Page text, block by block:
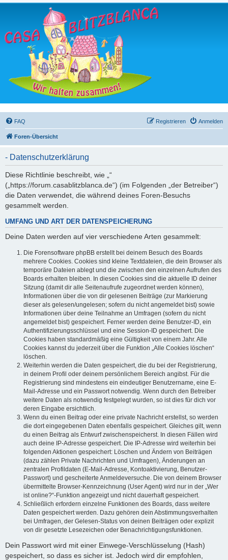
FAQ Anmelden
Registrieren
Foren-Übersicht
- Datenschutzerklärung
Diese Richtlinie beschreibt, wie „“
(„https://forum.casablitzblanca.de“) (im Folgenden „der Betreiber“)
die Daten verwendet, die während deines Foren-Besuchs
gesammelt werden.
UMFANG UND ART DER DATENSPEICHERUNG
Deine Daten werden auf vier verschiedene Arten gesammelt:
Die Forensoftware phpBB erstellt bei deinem Besuch des Boards
mehrere Cookies. Cookies sind kleine Textdateien, die dein Browser als
temporäre Dateien ablegt und die zwischen den einzelnen Aufrufen des
Boards erhalten bleiben. In diesen Cookies sind die aktuelle ID deiner
Sitzung (damit dir alle Seitenaufrufe zugeordnet werden können),
Informationen über die von dir gelesenen Beiträge (zur Markierung
dieser als gelesen/ungelesen; sofern du nicht angemeldet bist) sowie
Informationen über deine Teilnahme an Umfragen (sofern du nicht
angemeldet bist) gespeichert. Ferner werden deine Benutzer-ID, ein
Authentifizierungsschlüssel und eine Session-ID gespeichert. Die
Cookies haben standardmäßig eine Gültigkeit von einem Jahr. Alle
Cookies kannst du jederzeit über die Funktion „Alle Cookies löschen“
löschen.
Weiterhin werden die Daten gespeichert, die du bei der Registrierung,
in deinem Profil oder deinem persönlichem Bereich angibst. Für die
Registrierung sind mindestens ein eindeutiger Benutzername, eine E-
Mail-Adresse und ein Passwort notwendig. Wenn durch den Betreiber
weitere Daten als notwendig festgelegt wurden, so ist dies für dich vor
deren Eingabe ersichtlich.
Wenn du einen Beitrag oder eine private Nachricht erstellst, so werden
die dort eingegebenen Daten ebenfalls gespeichert. Gleiches gilt, wenn
du einen Beitrag als Entwurf zwischenspeicherst. In diesen Fällen wird
auch deine IP-Adresse gespeichert. Die IP-Adresse wird weiterhin bei
folgenden Aktionen gespeichert: Löschen und Ändern von Beiträgen
(dazu zählen Private Nachrichten und Umfragen), Änderungen an
zentralen Profildaten (E-Mail-Adresse, Kontoaktivierung, Benutzer-
Passwort) und gescheiterte Anmeldeversuche. Die von deinem Browser
übermittelte Browser-Kennzeichnung (User Agent) wird nur in der „Wer
ist online?“-Funktion angezeigt und nicht dauerhaft gespeichert.
Schließlich erfordern einzelne Funktionen des Boards, dass weitere
Daten gespeichert werden. Dazu gehören dein Abstimmungsverhalten
bei Umfragen, der Gelesen-Status von deinen Beiträgen oder explizit
von dir gesetzte Lesezeichen oder Benachrichtigungsfunktionen.
Dein Passwort wird mit einer Einwege-Verschlüsselung (Hash)
gespeichert, so dass es sicher ist. Jedoch wird dir empfohlen,